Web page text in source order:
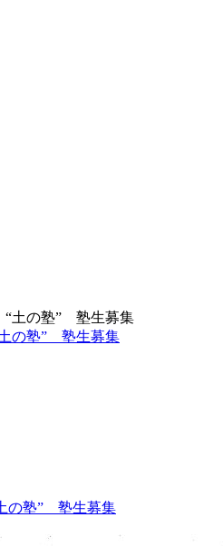
の塾” 塾生募集
の塾” 塾生募集